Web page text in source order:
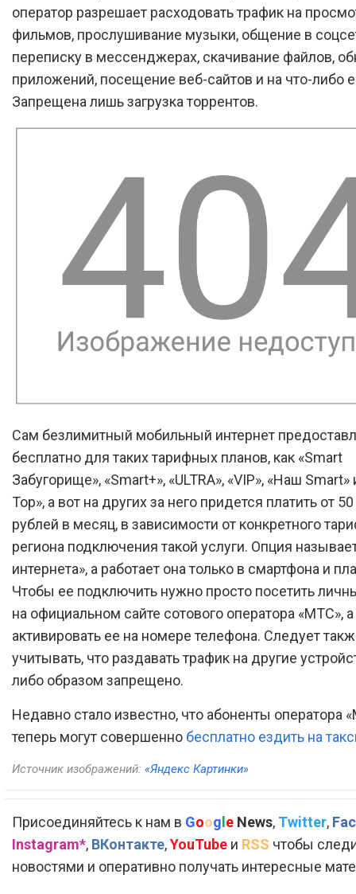
оператор разрешает расходовать трафик на
фильмов, прослушивание музыки, общение в
переписку в мессенджерах, скачивание файлов,
приложений, посещение веб-сайтов и на что-либо
Запрещена лишь загрузка торрентов.
Сам безлимитный мобильный интернет
бесплатно для таких тарифных планов, как «Smart
Забугорище», «Smart+», «ULTRA», «VIP», «Наш Smart»
Top», а вот на других за него придется платить от
рублей в месяц, в зависимости от конкретного
региона подключения такой услуги. Опция
интернета», а работает она только в смартфона и
Чтобы ее подключить нужно просто посетить
на официальном сайте сотового оператора «МТС»,
активировать ее на номере телефона. Следует
учитывать, что раздавать трафик на другие
либо образом запрещено.
Недавно стало известно, что абоненты оператора
теперь могут совершенно бесплатно ездить на
Источник изображений: «Яндекс Картинки»
Присоединяйтесь к нам в Google News, Twitter,
Instagram*, ВКонтакте,YouTube и RSS чтобы
новостями и оперативно получать интересные